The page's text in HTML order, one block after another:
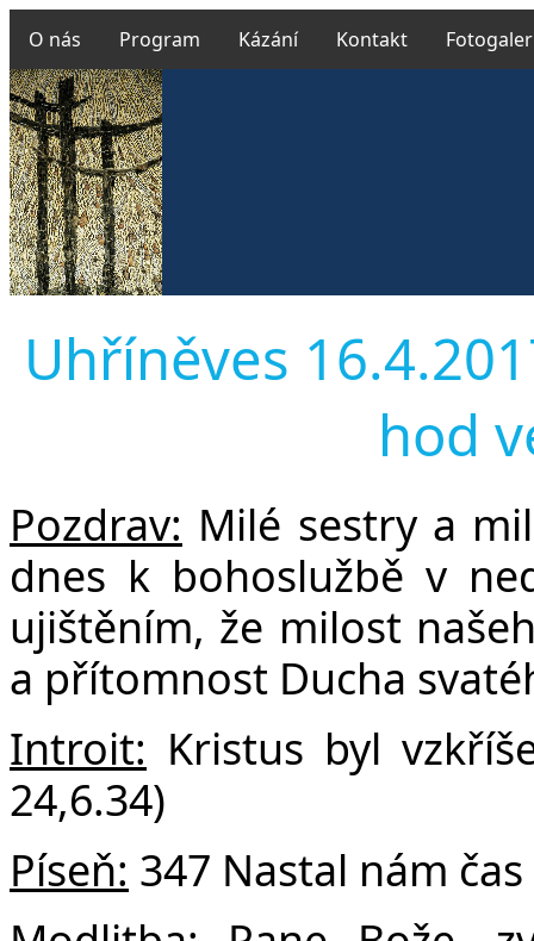
O nás Program Kázání Kontakt
Uhříněves
hod
Pozdrav: Milé sestry a
dnes k bohoslužbě v
ujištěním, že milost
a přítomnost Ducha
Introit: Kristus byl
24,6.34)
Píseň: 347 Nastal nám